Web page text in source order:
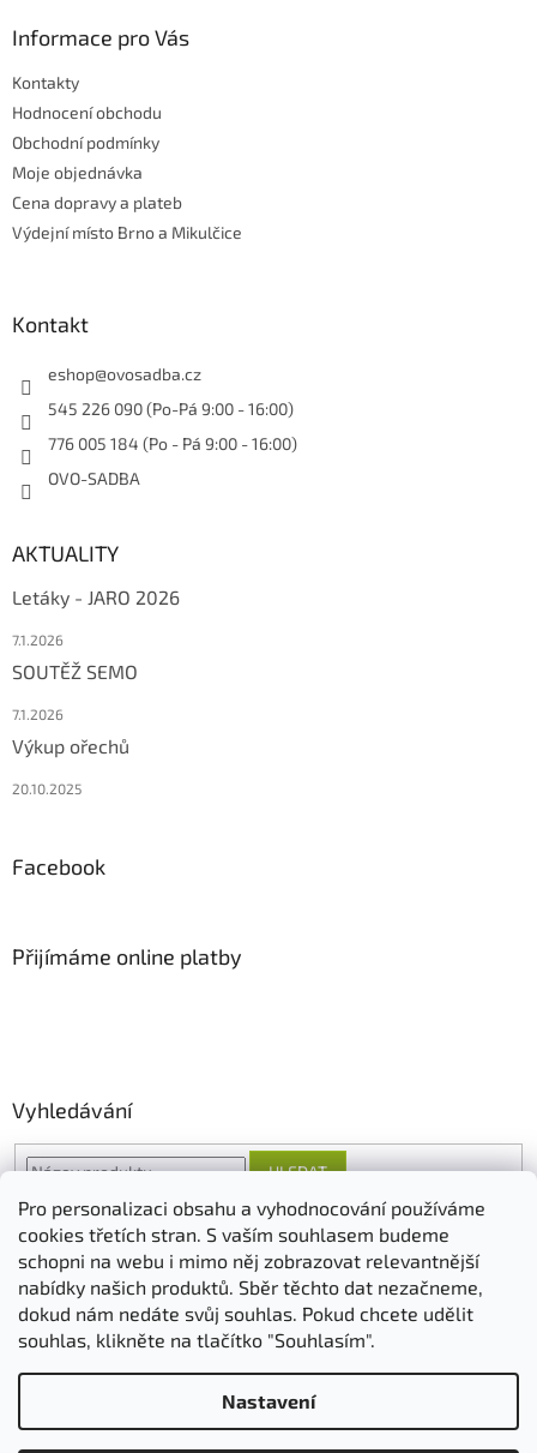
Pro personalizaci obsahu a vyhodnocování používáme
cookies třetích stran. S vaším souhlasem budeme
schopni na webu i mimo něj zobrazovat relevantnější
nabídky našich produktů. Sběr těchto dat nezačneme,
dokud nám nedáte svůj souhlas. Pokud chcete udělit
souhlas, klikněte na tlačítko "Souhlasím".
Nastavení
Informace pro Vás
Kontakty
Hodnocení obchodu
Obchodní podmínky
Moje objednávka
Cena dopravy a plateb
Výdejní místo Brno a Mikulčice
Kontakt
eshop@ovosadba.cz
545 226 090 (Po-Pá 9:00 - 16:00)
776 005 184 (Po - Pá 9:00 - 16:00)
OVO-SADBA
AKTUALITY
Letáky - JARO 2026
7.1.2026
SOUTĚŽ SEMO
7.1.2026
Výkup ořechů
20.10.2025
Facebook
Přijímáme online platby
Vyhledávání
HLEDAT
O nás FORESTINA AGRO CS